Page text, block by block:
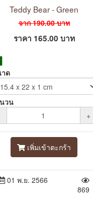
Teddy Bear - Green
จาก190.00บาท
ราคา 165.00 บาท
ด
วน
+
เพิ่มเข้าตะกร้า
01 พ.ย. 2566
869